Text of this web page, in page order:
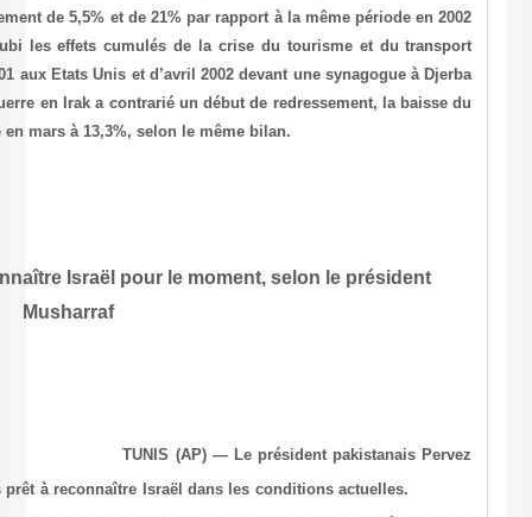
(1 dinar = 0,7 euro) et sont en recul respectivement de 5,5% et de
et 2001. L’activité touristique en Tunisie a subi les effets
aérien après les attentats du 11 septembre 2001 aux Etats Unis et
(21 morts, dont 14 touristes allemands). La guerre en Irak a
nombre de visiteurs en Tunisie ayant culminé en mars à 13,3%,
Le Pakistan n’est pas prêt à reconnaître Israël pour
Associated Press, le 15.07.2003 à 17h27 TUNIS (AP)
Musharraf a réaffirmé que son pays n’est pas prêt à